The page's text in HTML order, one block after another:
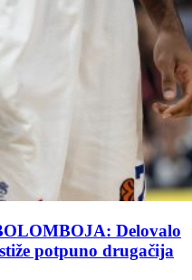
Delovalo
potpuno drugačija